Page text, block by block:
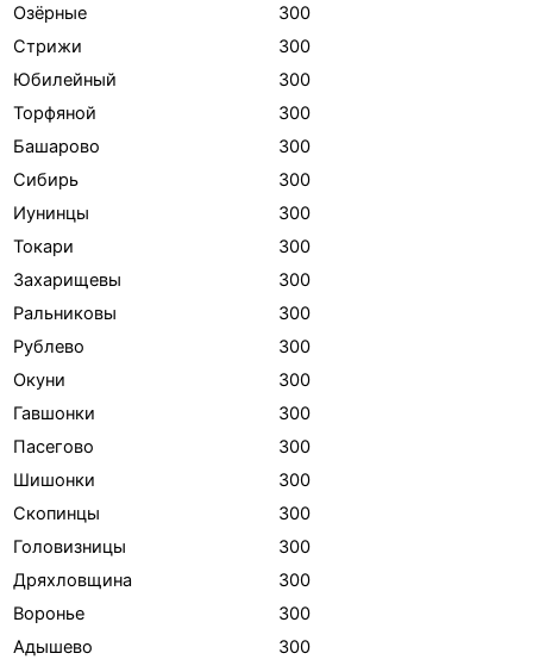
Озёрные
300
Стрижи
300
Юбилейный
300
Торфяной
300
Башарово
300
Сибирь
300
Иунинцы
300
Токари
300
Захарищевы
300
Ральниковы
300
Рублево
300
Окуни
300
Гавшонки
300
Пасегово
300
Шишонки
300
Скопинцы
300
Головизницы
300
Дряхловщина
300
Воронье
300
Адышево
300